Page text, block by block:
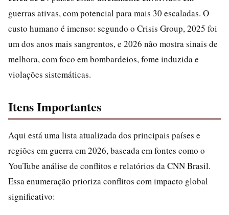
guerras ativas, com potencial para mais 30 escaladas. O
custo humano é imenso: segundo o Crisis Group, 2025 foi
um dos anos mais sangrentos, e 2026 não mostra sinais de
melhora, com foco em bombardeios, fome induzida e
violações sistemáticas.
Itens Importantes
Aqui está uma lista atualizada dos principais países e
regiões em guerra em 2026, baseada em fontes como o
YouTube análise de conflitos e relatórios da CNN Brasil.
Essa enumeração prioriza conflitos com impacto global
significativo: